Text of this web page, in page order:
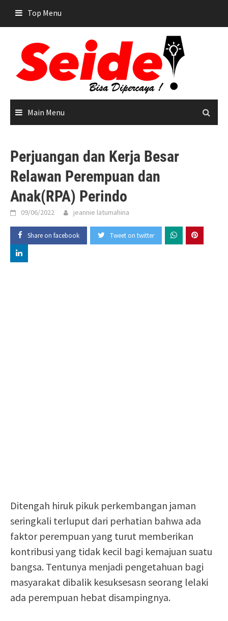
content
Top Menu
Main Menu
Perjuangan dan Kerja Besar
Relawan Perempuan dan
Anak(RPA) Perindo
09/06/2022 jeannie latumahina
Share on facebook Tweet on twitter
Ditengah hiruk pikuk perkembangan jaman
seringkali terluput dari perhatian bahwa ada
faktor perempuan yang turut memberikan
kontribusi yang tidak kecil bagi kemajuan suatu
bangsa. Tentunya menjadi pengetahuan bagi
masyarakat dibalik kesuksesasn seorang lelaki
ada perempuan hebat disampingnya.